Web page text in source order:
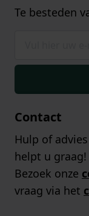
Te besteden
Contact
Hulp of
helpt u graag!
Bezoek onze
vraag via het